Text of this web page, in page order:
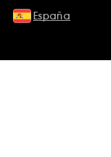
España